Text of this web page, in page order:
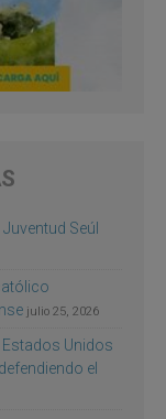
Seúl
julio 25, 2026
Unidos
el